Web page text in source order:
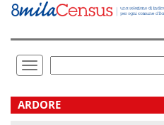
Vai
direttamente
Toggle
navigation
.
ARDORE